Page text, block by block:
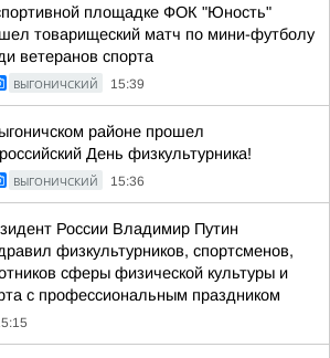
площадке ФОК "Юность"
товарищеский матч по мини-футболу
ветеранов спорта
ВЫГОНИЧСКИЙ 15:39
районе прошел
День физкультурника!
ВЫГОНИЧСКИЙ 15:36
России Владимир Путин
физкультурников, спортсменов,
сферы физической культуры и
с профессиональным праздником